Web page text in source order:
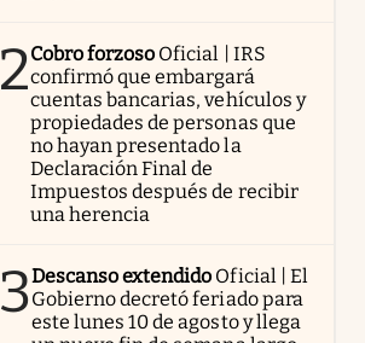
2Cobro forzoso Oficial | IRS
confirmó que embargará
cuentas bancarias, vehículos y
propiedades de personas que
no hayan presentado la
Declaración Final de
Impuestos después de recibir
una herencia
3Descanso extendido Oficial | El
Gobierno decretó feriado para
este lunes 10 de agosto y llega